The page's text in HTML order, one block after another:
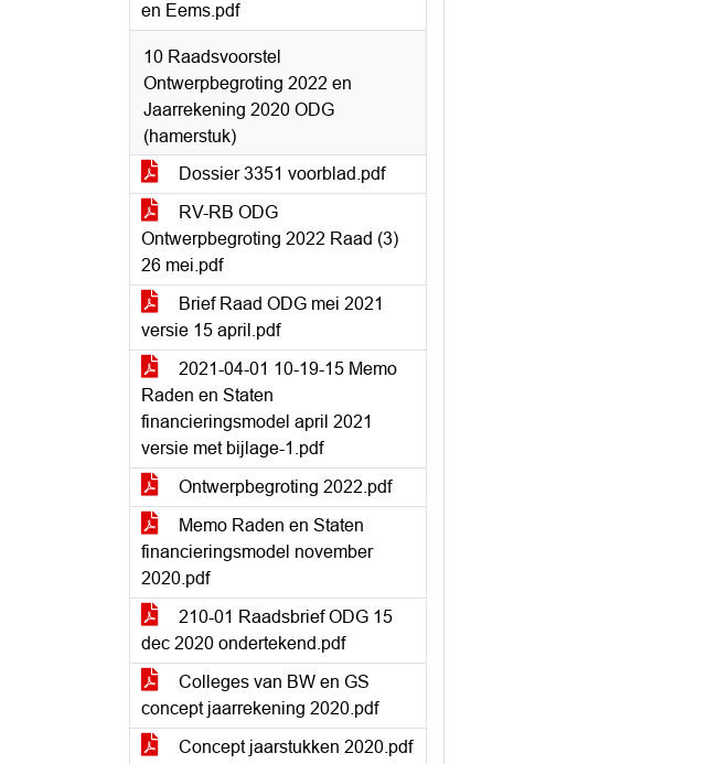
en Eems.pdf
10 Raadsvoorstel
Ontwerpbegroting 2022 en
Jaarrekening 2020 ODG
(hamerstuk)
Dossier 3351 voorblad.pdf
RV-RB ODG
Ontwerpbegroting 2022 Raad (3)
26 mei.pdf
Brief Raad ODG mei 2021
versie 15 april.pdf
2021-04-01 10-19-15 Memo
Raden en Staten
financieringsmodel april 2021
versie met bijlage-1.pdf
Ontwerpbegroting 2022.pdf
Memo Raden en Staten
financieringsmodel november
2020.pdf
210-01 Raadsbrief ODG 15
dec 2020 ondertekend.pdf
Colleges van BW en GS
concept jaarrekening 2020.pdf
Concept jaarstukken 2020.pdf